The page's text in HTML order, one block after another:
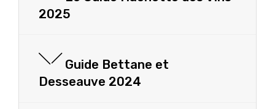
2025
Guide Bettane et
Desseauve 2024